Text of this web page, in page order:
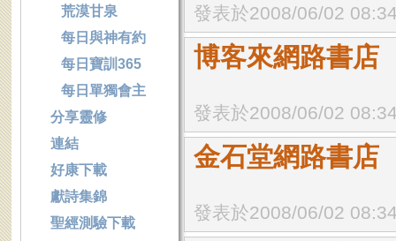
發表於2008/06/02
博客來網路書店
發表於2008/06/02
金石堂網路書店
發表於2008/06/02
荒漠甘泉
每日與神有約
每日寶訓365
每日單獨會主
分享靈修
連結
好康下載
獻詩集錦
聖經測驗下載